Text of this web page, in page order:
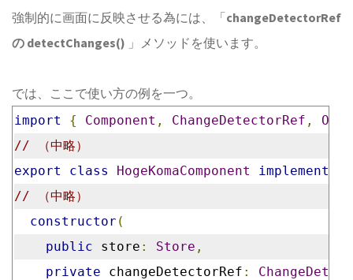
強制的に画面に反映させる為には、「changeDetectorRef
の detectChanges() 」メソッドを使います。
では、ここで使い方の例を一つ。
import { Component , ChangeDetectorRef ,
// （中略）
export
class HogeKomaComponent implements
// （中略）
constructor (
public store : Store ,
private changeDetectorRef :